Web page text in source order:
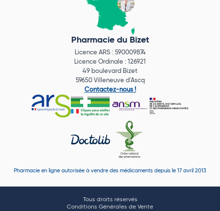
Pharmacie du Bizet
Licence ARS : 590009874
Licence Ordinale : 126921
49 boulevard Bizet
59650 Villeneuve d'Ascq
Contactez-nous !
Pharmacie en ligne autorisée à vendre des médicaments depuis le 17 avril 2013
Tous droits réservés
Conditions Générales de Vente